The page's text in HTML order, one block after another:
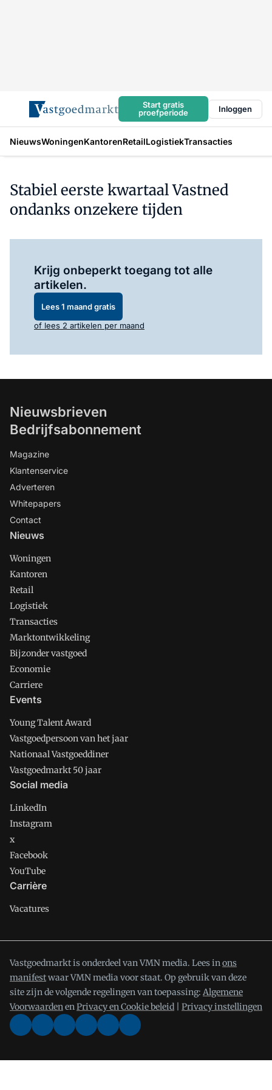
Start gratis
proefperiode
Inloggen
NieuwsWoningenKantorenRetailLogistiekTransacties
Stabiel eerste kwartaal Vastned
ondanks onzekere tijden
Krijg onbeperkt toegang tot alle
artikelen.
Lees 1 maand gratis
of lees 2 artikelen per maand
Nieuwsbrieven
Bedrijfsabonnement
Magazine
Klantenservice
Adverteren
Whitepapers
Contact
Nieuws
Woningen
Kantoren
Retail
Logistiek
Transacties
Marktontwikkeling
Bijzonder vastgoed
Economie
Carriere
Events
Young Talent Award
Vastgoedpersoon van het jaar
Nationaal Vastgoeddiner
Vastgoedmarkt 50 jaar
Social media
LinkedIn
Instagram
x
Facebook
YouTube
Carrière
Vacatures
Vastgoedmarkt is onderdeel van VMN media. Lees inons
manifestwaar VMN media voor staat. Op gebruik van deze
site zijn de volgende regelingen van toepassing: Algemene
VoorwaardenenPrivacy en Cookie beleid Privacy instellingen